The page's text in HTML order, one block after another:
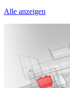
Alle anzeigen